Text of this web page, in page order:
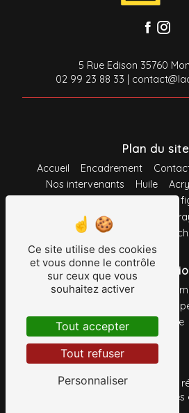
5 Rue Edison 35760
02 99 23 88 33 |
Plan du site
Accueil Encadrement
Nos intervenants
Huile
Maquette et
Loisirs créatifs
Support
Système
Nos
fournitures de bureau
crayon
peinture
Vistalid- 2026 - Tous droits
Gestion
Ce site utilise des cookies
et vous donne le contrôle
sur ceux que vous
souhaitez activer
Tout accepter
Tout refuser
Personnaliser